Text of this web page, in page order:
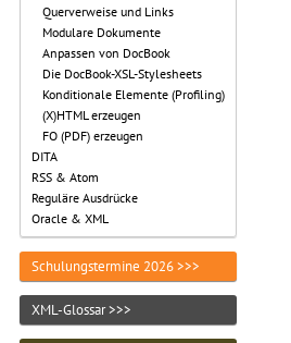
Querverweise und Links
Modulare Dokumente
Anpassen von DocBook
Die DocBook-XSL-Stylesheets
Konditionale Elemente (Profiling)
(X)HTML erzeugen
FO (PDF) erzeugen
DITA
RSS & Atom
Reguläre Ausdrücke
Oracle & XML
Schulungstermine 2026 >>>
XML-Glossar >>>